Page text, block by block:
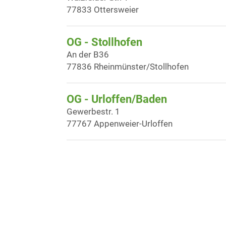
77833 Ottersweier
OG - Stollhofen
An der B36
77836 Rheinmünster/Stollhofen
OG - Urloffen/Baden
Gewerbestr. 1
77767 Appenweier-Urloffen